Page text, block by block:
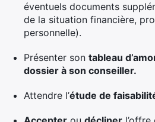
éventuels documents
de la situation financière,
personnelle).
Présenter son tableau
dossier à son conseiller.
Attendre l’étude de